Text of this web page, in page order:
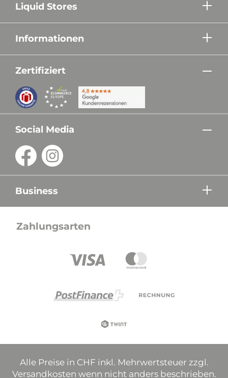
Liquid Stores
Informationen
Zertifiziert
Social Media
Business
Zahlungsarten
Alle Preise in CHF inkl. Mehrwertsteuer zzgl.
Versandkosten wenn nicht anders beschrieben.